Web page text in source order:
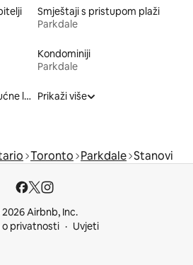
Smještaji s pristupom plaži
Parkdale
Kondominiji
Parkdale
Smještaji koji primaju kućne ljubimce Prikaži više
Toronto Parkdale Stanovi
Airbnb, Inc.
o privatnosti
Uvjeti